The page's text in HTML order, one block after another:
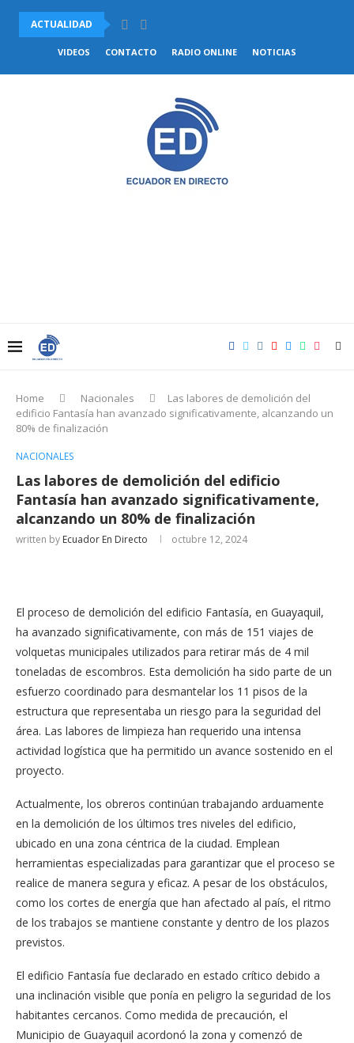
ACTUALIDAD
VENEZUELA Y CHILE ACUERDAN COMENZAR EL RESTABLECIMIENTO
VIDEOS CONTACTO RADIO ONLINE NOTICIAS
Home Nacionales
Las labores de demolición del
edificio Fantasía han avanzado significativamente, alcanzando un
80% de finalización
NACIONALES
Las labores de demolición del edificio
Fantasía han avanzado significativamente,
alcanzando un 80% de finalización
written by Ecuador En Directo octubre 12, 2024
El proceso de demolición del edificio Fantasía, en Guayaquil,
ha avanzado significativamente, con más de 151 viajes de
volquetas municipales utilizados para retirar más de 4 mil
toneladas de escombros. Esta demolición ha sido parte de un
esfuerzo coordinado para desmantelar los 11 pisos de la
estructura que representaba un riesgo para la seguridad del
área. Las labores de limpieza han requerido una intensa
actividad logística que ha permitido un avance sostenido en el
proyecto.
Actualmente, los obreros continúan trabajando arduamente
en la demolición de los últimos tres niveles del edificio,
ubicado en una zona céntrica de la ciudad. Emplean
herramientas especializadas para garantizar que el proceso se
realice de manera segura y eficaz. A pesar de los obstáculos,
como los cortes de energía que han afectado al país, el ritmo
de los trabajos se mantiene constante y dentro de los plazos
previstos.
El edificio Fantasía fue declarado en estado crítico debido a
una inclinación visible que ponía en peligro la seguridad de los
habitantes cercanos. Como medida de precaución, el
Municipio de Guayaquil acordonó la zona y comenzó de